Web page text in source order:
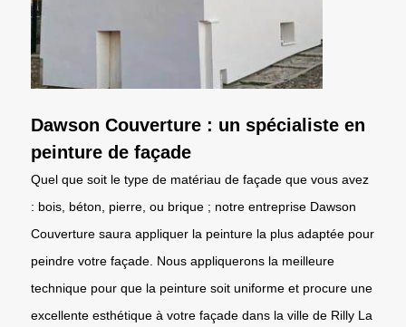
Dawson Couverture : un spécialiste en
peinture de façade
Quel que soit le type de matériau de façade que vous avez
: bois, béton, pierre, ou brique ; notre entreprise Dawson
Couverture saura appliquer la peinture la plus adaptée pour
peindre votre façade. Nous appliquerons la meilleure
technique pour que la peinture soit uniforme et procure une
excellente esthétique à votre façade dans la ville de Rilly La